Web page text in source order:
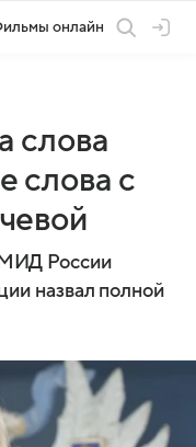
онлайн
слова
слова с
России
назвал полной